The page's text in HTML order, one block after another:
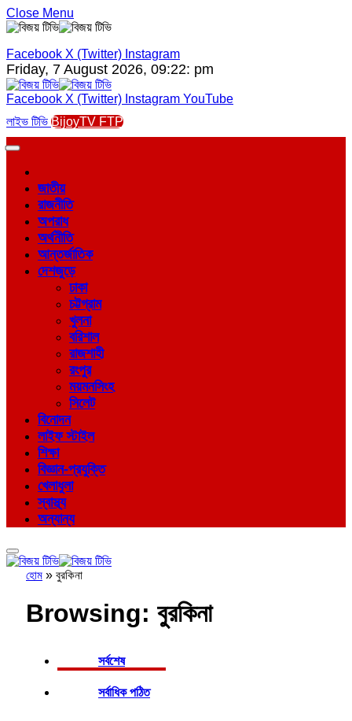
Close Menu
Facebook X (Twitter) Instagram
Friday, 7 August 2026, 09:22: pm
Facebook X (Twitter) Instagram YouTube
লাইভ টিভি BijoyTV FTP
জাতীয়
রাজনীতি
অপরাধ
অর্থনীতি
আন্তর্জাতিক
দেশজুড়ে
ঢাকা
চট্টগ্রাম
খুলনা
বরিশাল
রাজশাহী
রংপুর
ময়মনসিংহ
সিলেট
বিনোদন
লাইফ স্টাইল
শিক্ষা
বিজ্ঞান-প্রযুক্তি
খেলাধুলা
স্বাস্থ্য
অন্যান্য
হোম » বুরকিনা
Browsing: বুরকিনা
সর্বশেষ
সর্বাধিক পঠিত